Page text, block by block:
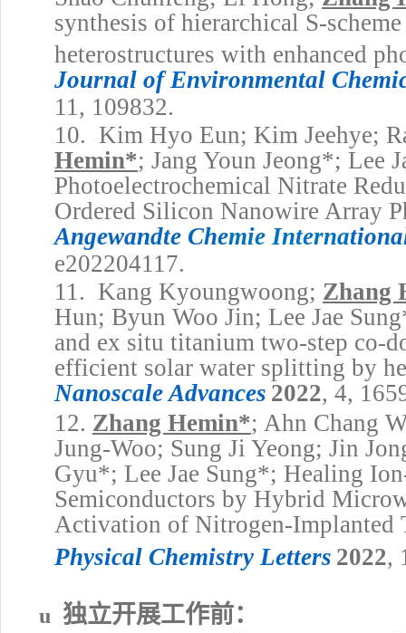
synthesis of hierarchical S-
heterostructures with enhanced
Journal of Environmental
11, 109832.
10. Kim Hyo Eun; Kim Jeehye;
Hemin*; Jang Youn Jeong*; Lee
Photoelectrochemical Nitrate
Ordered Silicon Nanowire Array
Angewandte Chemie Interna
e202204117.
11. Kang Kyoungwoong; Zhang
Hun; Byun Woo Jin; Lee Jae Sung
and ex situ titanium two-step co-
efficient solar water splitting by
Nanoscale Advances 2022, 4,
12. Zhang Hemin*; Ahn Chang
Jung-Woo; Sung Ji Yeong; Jin
Gyu*; Lee Jae Sung*; Healing
Semiconductors by Hybrid
Activation of Nitrogen-Implanted
Physical Chemistry Letters 2022,
u 独立开展工作前：